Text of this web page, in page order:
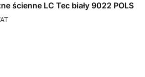
ścienne LC Tec biały 9022 POLS